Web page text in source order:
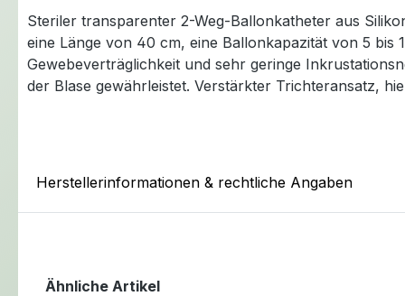
Steriler transparenter 2-Weg-Ballonkatheter aus
eine Länge von 40 cm, eine Ballonkapazität von 5 bis
Gewebeverträglichkeit und sehr geringe
der Blase gewährleistet. Verstärkter Trichteransatz,
Herstellerinformationen & rechtliche Angaben
Ähnliche Artikel